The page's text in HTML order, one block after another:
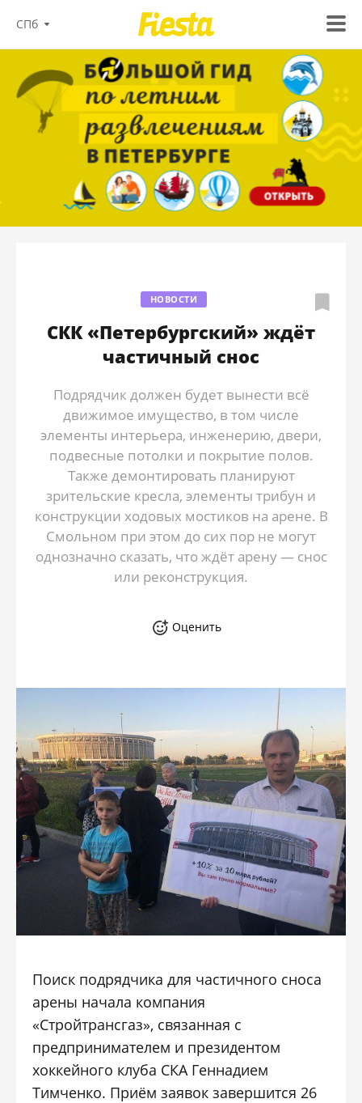
СПб
НОВОСТИ
СКК «Петербургский» ждёт
частичный снос
Подрядчик должен будет вынести всё
движимое имущество, в том числе
элементы интерьера, инженерию, двери,
подвесные потолки и покрытие полов.
Также демонтировать планируют
зрительские кресла, элементы трибун и
конструкции ходовых мостиков на арене. В
Смольном при этом до сих пор не могут
однозначно сказать, что ждёт арену — снос
или реконструкция.
Оценить
Поиск подрядчика для частичного сноса
арены начала компания
«Стройтрансгаз», связанная с
предпринимателем и президентом
хоккейного клуба СКА Геннадием
Тимченко. Приём заявок завершится 26